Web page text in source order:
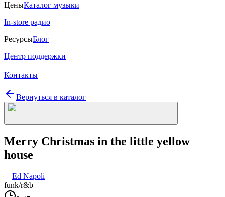
ЦеныКаталог музыки
In-store радио
РесурсыБлог
Центр поддержки
Контакты
Вернуться в каталог
Merry Christmas in the little yellow
house
—Ed Napoli
funk/r&b